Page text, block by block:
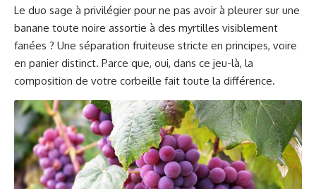
Le duo sage à privilégier pour ne pas avoir à pleurer sur une
banane toute noire assortie à des myrtilles visiblement
fanées ? Une séparation fruiteuse stricte en principes, voire
en panier distinct. Parce que, oui, dans ce jeu-là, la
composition de votre corbeille fait toute la différence.